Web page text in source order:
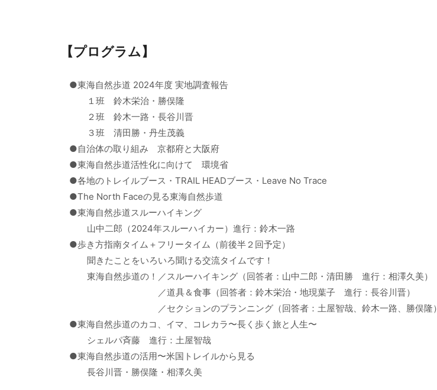
【プログラム】
●東海自然歩道 2024年度 実地調査報告
１班 鈴木栄治・勝俣隆
２班 鈴木一路・長谷川晋
３班 清田勝・丹生茂義
●自治体の取り組み 京都府と大阪府
●東海自然歩道活性化に向けて 環境省
●各地のトレイルブース・TRAIL HEADブース・Leave No Trace
●The North Faceの見る東海自然歩道
●東海自然歩道スルーハイキング
山中二郎（2024年スルーハイカー）進行：鈴木一路
●歩き方指南タイム＋フリータイム（前後半２回予定）
聞きたことをいろいろ聞ける交流タイムです！
東海自然歩道の！／スルーハイキング（回答者：山中二郎・清田勝 進行：相澤久美）
／道具＆食事（回答者：鈴木栄治・地現葉子 進行：長谷川晋）
／セクションのプランニング（回答者：土屋智哉、鈴木一路、勝俣隆）
●東海自然歩道のカコ、イマ、コレカラ〜長く歩く旅と人生〜
シェルパ斉藤 進行：土屋智哉
●東海自然歩道の活用〜米国トレイルから見る
長谷川晋・勝俣隆・相澤久美